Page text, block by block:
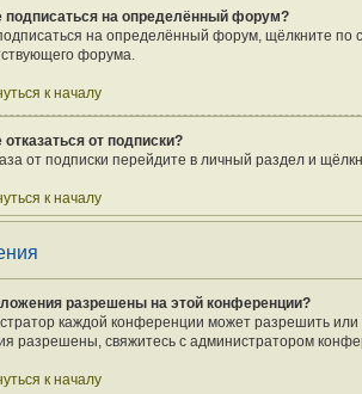
подписаться на определённый форум?
на определённый форум, щёлкните по
форума.
к началу
отказаться от подписки?
от подписки перейдите в личный раздел и
к началу
разрешены на этой конференции?
каждой конференции может разрешить
разрешены, свяжитесь с администратором
к началу